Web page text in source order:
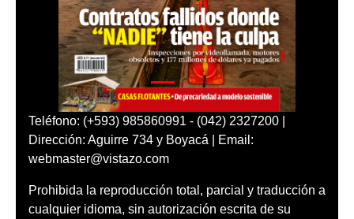
Teléfono: (+593) 985860991 - (042) 2327200 |
Dirección: Aguirre 734 y Boyacá | Email:
webmaster@vistazo.com
Prohibida la reproducción total, parcial y traducción a
cualquier idioma, sin autorización escrita de su